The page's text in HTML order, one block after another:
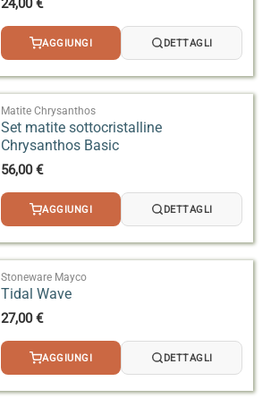
24,00€
AGGIUNGI DETTAGLI
Matite Chrysanthos
Set matite sottocristalline
Chrysanthos Basic
56,00€
AGGIUNGI DETTAGLI
Stoneware Mayco
Tidal Wave
27,00€
AGGIUNGI DETTAGLI